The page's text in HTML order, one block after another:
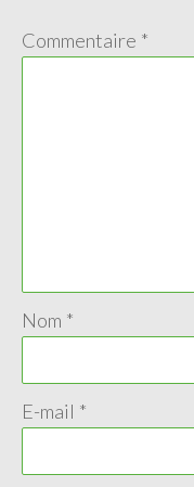
Commentaire *
Nom *
E-mail *